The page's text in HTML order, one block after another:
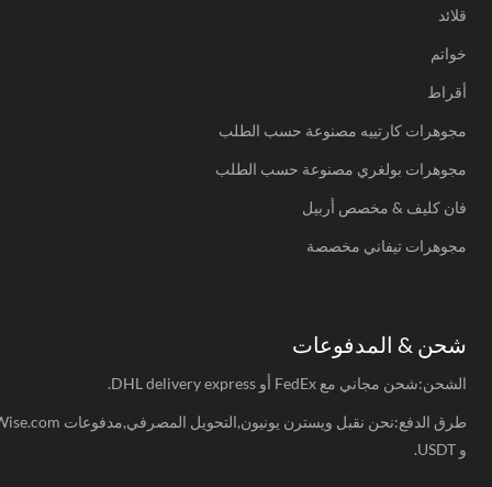
قلائد
خواتم
أقراط
مجوهرات كارتييه مصنوعة حسب الطلب
مجوهرات بولغري مصنوعة حسب الطلب
فان كليف & مخصص أربيل
مجوهرات تيفاني مخصصة
شحن & المدفوعات
الشحن:شحن مجاني مع FedEx أو DHL delivery express.
طرق الدفع:نحن نقبل ويسترن يونيون,التحويل المصرفي,مدفوعات Wise.com